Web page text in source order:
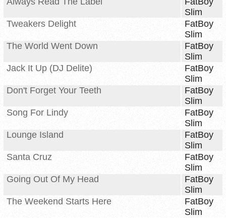
Slim
Tweakers Delight
FatBoy
Slim
The World Went Down
FatBoy
Slim
Jack It Up (DJ Delite)
FatBoy
Slim
Don't Forget Your Teeth
FatBoy
Slim
Song For Lindy
FatBoy
Slim
Lounge Island
FatBoy
Slim
Santa Cruz
FatBoy
Slim
Going Out Of My Head
FatBoy
Slim
The Weekend Starts Here
FatBoy
Slim